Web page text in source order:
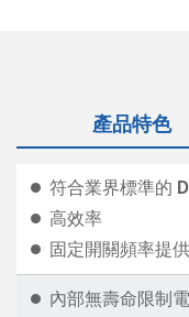
產品特色
符合業界標準的
高效率
固定開關頻率提
內部無壽命限制